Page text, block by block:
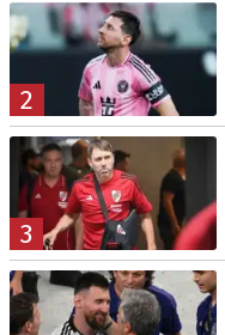
2
3